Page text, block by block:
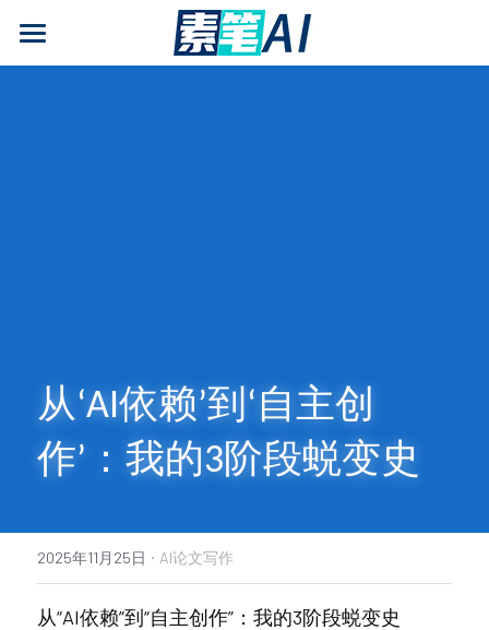
AI论文写作
免费福利
从‘AI依赖’到‘自主创
作’：我的3阶段蜕变史
2025年11月25日 · AI论文写作
从“AI依赖”到“自主创作”：我的3阶段蜕变史